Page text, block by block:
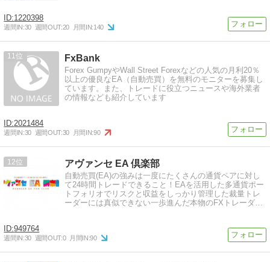
1220398
週間IN:30 週間OUT:20 月間IN:140
11 FxBank
Forex GumpyやWall Street Forexなどの人気の月利20％
以上の優良なEA（自動売買）を無料のモニターを募集し
ています。また、トレードに役立つニュースや海外業者
の情報なども紹介しています
2021484
週間IN:30 週間OUT:30 月間IN:90
12 アヴァンセ EA 倶楽部
自動売買(EA)の強みは一度にたくさんの通貨ペアに対し
て24時間トレードできること！EAを活用した多通貨ポー
トフォリオでリスクと収益をしっかり管理した裁量トレ
ーダーには真似できない一歩進んだ本物のFXトレーダー
949764
週間IN:30 週間OUT:0 月間IN:90